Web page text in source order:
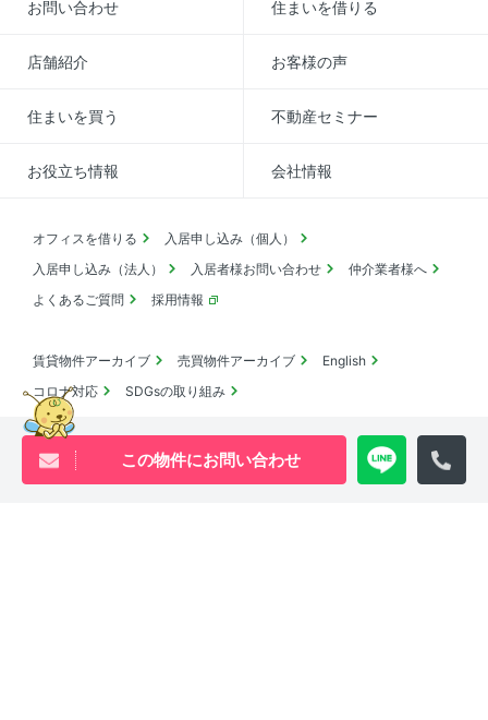
この物件にお問い合わせ
お問い合わせ 住まいを借りる
店舗紹介 お客様の声
住まいを買う 不動産セミナー
お役立ち情報 会社情報
オフィスを借りる
入居申し込み（個人）
入居申し込み（法人）
入居者様お問い合わせ
仲介業者様へ
よくあるご質問
採用情報
賃貸物件アーカイブ 売買物件アーカイブ
English
コロナ対応
SDGsの取り組み